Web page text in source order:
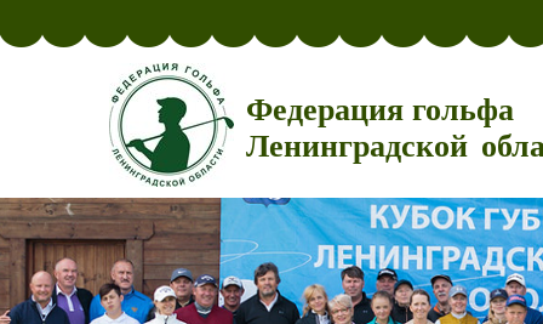
Федерация гольфа
Ленинградской